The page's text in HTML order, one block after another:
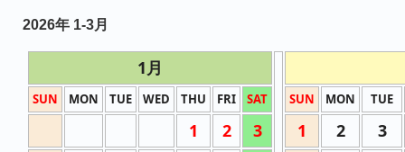
2026年 1-3月
1月
SUN MON TUE WED THU FRI SAT SUN MON TUE
1 2 3 1 2 3